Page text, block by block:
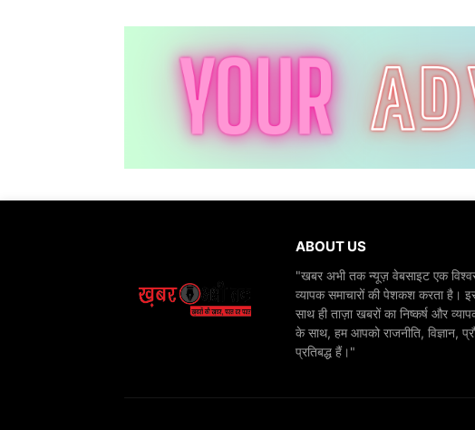
ABOUT US
"खबर अभी तक न्यूज़ वेबसाइट एक
व्यापक समाचारों की पेशकश करता है।
साथ ही ताज़ा खबरों का निष्कर्ष और
के साथ, हम आपको राजनीति, विज्ञान,
प्रतिबद्ध हैं।"